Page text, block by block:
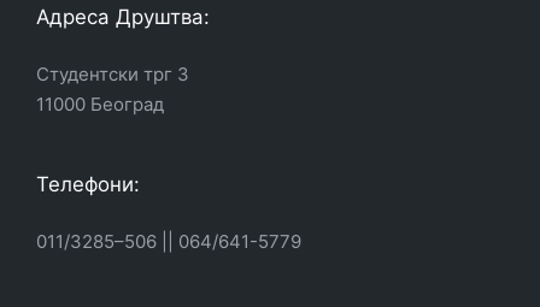
Адреса Друштва:
Студентски трг 3
11000 Београд
Телефони:
011/3285–506 064/641-5779